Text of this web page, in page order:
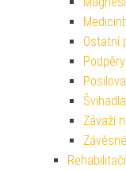
Ostatní
Švihadla
Závaží